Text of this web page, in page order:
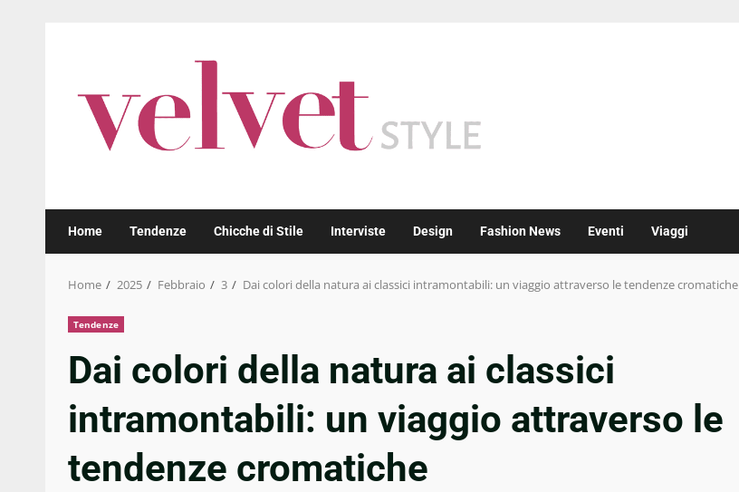
Home Tendenze Chicche di Stile Interviste Design Fashion News Eventi Viaggi
Home 2025 Febbraio 3 Dai colori della natura ai classici intramontabili: un viaggio attraverso le tendenze cromatiche
Tendenze
Dai colori della natura ai classici
intramontabili: un viaggio attraverso le
tendenze cromatiche